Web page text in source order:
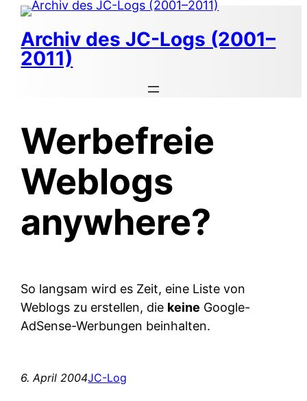
Zum
Inhalt
springen
Archiv des JC-Logs (2001–
2011)
Werbefreie
Weblogs
anywhere?
So langsam wird es Zeit, eine Liste von
Weblogs zu erstellen, die keine Google-
AdSense-Werbungen beinhalten.
6. April 2004JC-Log